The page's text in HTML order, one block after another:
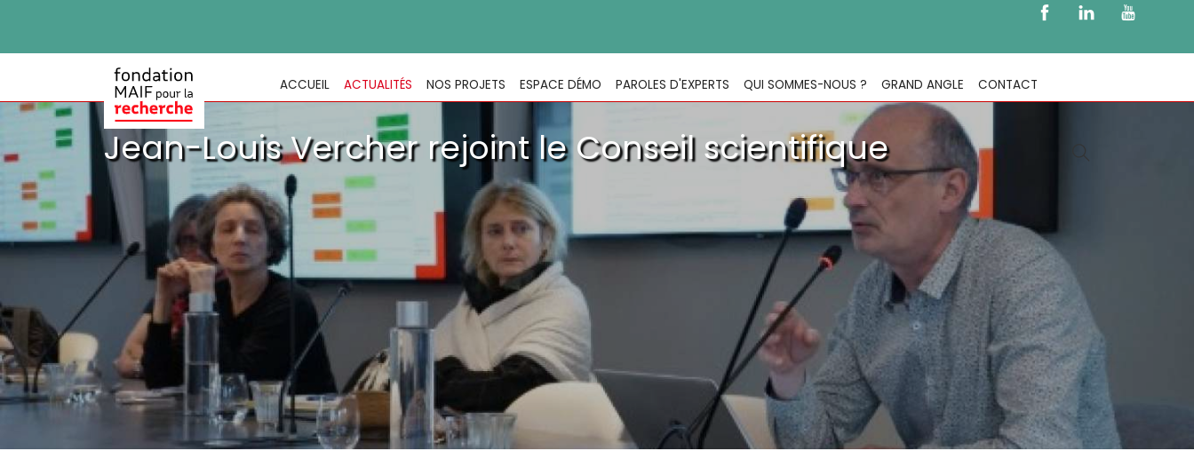
ACCUEIL ACTUALITÉS NOS PROJETS ESPACE DÉMO PAROLES D'EXPERTS QUI SOMMES-NOUS ? GRAND ANGLE CONTACT
Jean-Louis Vercher rejoint le Conseil scientifique